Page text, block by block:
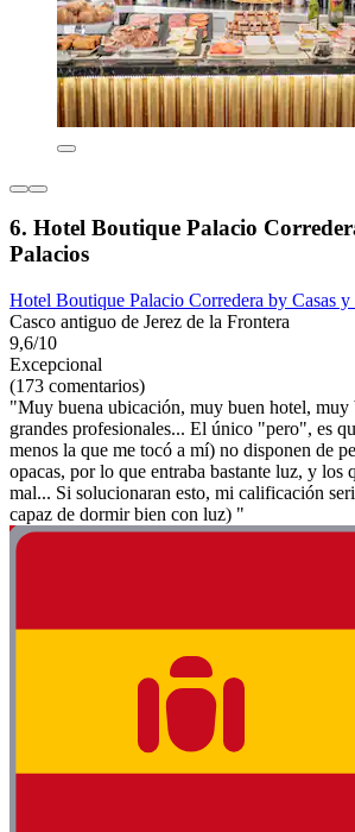
6. Hotel Boutique Palacio
Palacios
Hotel Boutique Palacio Corredera by Casas y
Casco antiguo de Jerez de la Frontera
9,6/10
Excepcional
(173 comentarios)
"Muy buena ubicación, muy buen hotel, muy
grandes profesionales... El único "pero", es
menos la que me tocó a mí) no disponen de
opacas, por lo que entraba bastante luz, y los
mal... Si solucionaran esto, mi calificación
capaz de dormir bien con luz) "